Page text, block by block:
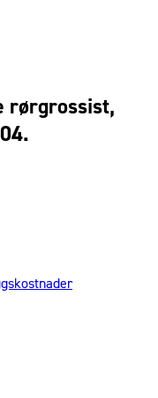
rørgrossist,